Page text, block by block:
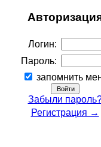
Логин:
Пароль:
запомнить
Забыли
Регистрация →